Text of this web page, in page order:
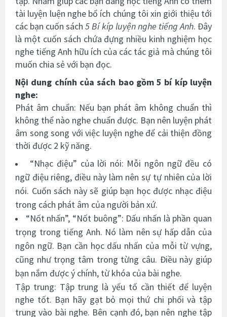
tài luyện luện nghe bổ ích chúng tôi xin giới thiệu tới
các bạn cuốn sách5 Bí kíp luyện nghe tiếng Anh. Đây
là một cuốn sách chứa đựng nhiều kinh nghiệm học
nghe tiếng Anh hữu ích của các tác giả mà chúng tôi
muốn chia sẻ với bạn đọc.
Nội dung chính của sách bao gồm 5 bí kíp luyện
nghe:
Phát âm chuẩn: Nếu bạn phát âm không chuẩn thì
không thể nào nghe chuẩn được. Bạn nên luyện phát
âm song song với việc luyện nghe để cải thiện đồng
thời được 2 kỹ năng.
“Nhạc điệu” của lời nói: Mỗi ngôn ngữ đều có
ngữ điệu riêng, điều này làm nên sự tự nhiên của lời
nói. Cuốn sách này sẽ giúp bạn học được nhạc điệu
trong cách phát âm của người bản xứ.
“Nốt nhấn”, “Nốt buông”: Dấu nhấn là phần quan
trọng trong tiếng Anh. Nó làm nên sự hấp dẫn của
ngôn ngữ. Bạn cần học dấu nhấn của mỗi từ vựng,
cũng như trọng tâm trong từng câu. Điều này giúp
bạn nắm được ý chính, từ khóa của bài nghe.
Tập trung: Tập trung là yếu tố cần thiết để luyện
nghe tốt. Bạn hãy gạt bỏ mọi thứ chi phối và tập
trung vào bài nghe. Bên cạnh đó, bạn nên nghe tập